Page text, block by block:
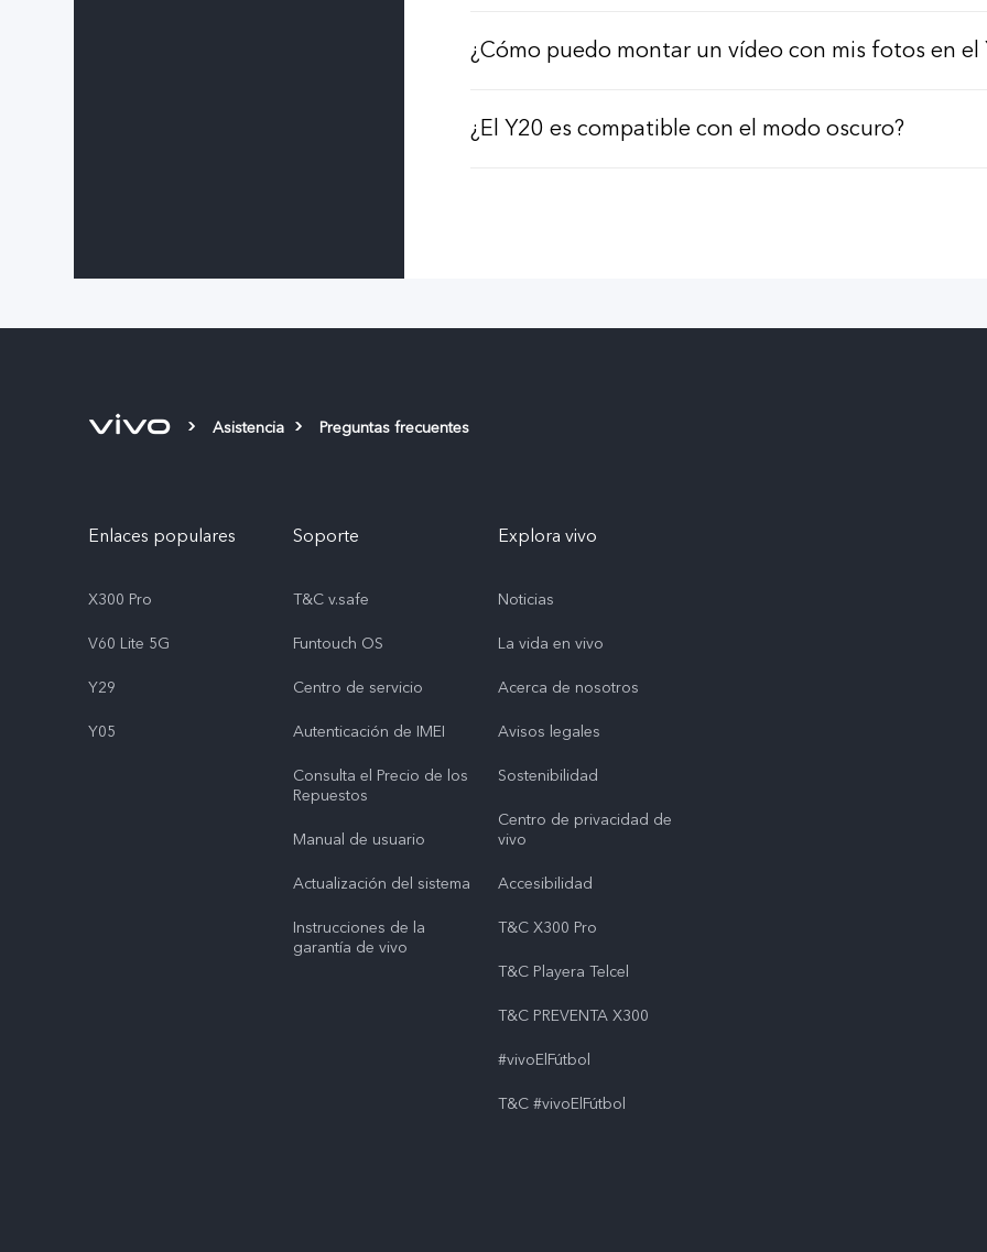
¿Cómo puedo montar un vídeo con mis fotos en el
¿El Y20 es compatible con el modo oscuro?
Asistencia Preguntas frecuentes
Enlaces populares
X300 Pro
V60 Lite 5G
Y29
Y05
Soporte
T&C v.safe
Funtouch OS
Centro de servicio
Autenticación de IMEI
Consulta el Precio de los
Repuestos
Manual de usuario
Actualización del sistema
Instrucciones de la
garantía de vivo
Explora vivo
Noticias
La vida en vivo
Acerca de nosotros
Avisos legales
Sostenibilidad
Centro de privacidad de
vivo
Accesibilidad
T&C X300 Pro
T&C Playera Telcel
T&C PREVENTA X300
#vivoElFútbol
T&C #vivoElFútbol